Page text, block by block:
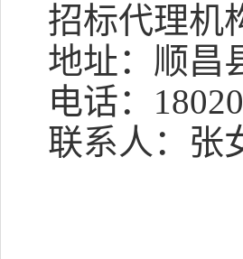
招标代理机
地址： 顺昌
电话： 1
联系人： 张